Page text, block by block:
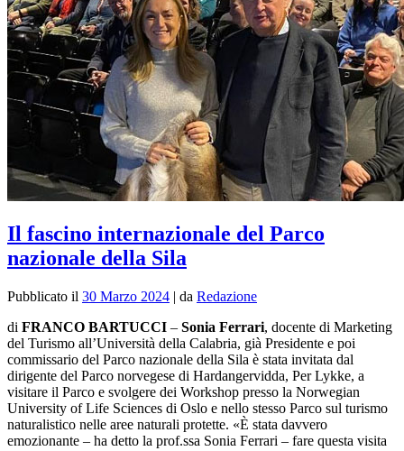
Il fascino internazionale del Parco
nazionale della Sila
Pubblicato il 30 Marzo 2024 | da Redazione
di FRANCO BARTUCCI – Sonia Ferrari, docente di Marketing
del Turismo all’Università della Calabria, già Presidente e poi
commissario del Parco nazionale della Sila è stata invitata dal
dirigente del Parco norvegese di Hardangervidda, Per Lykke, a
visitare il Parco e svolgere dei Workshop presso la Norwegian
University of Life Sciences di Oslo e nello stesso Parco sul turismo
naturalistico nelle aree naturali protette. «È stata davvero
emozionante – ha detto la prof.ssa Sonia Ferrari – fare questa visita